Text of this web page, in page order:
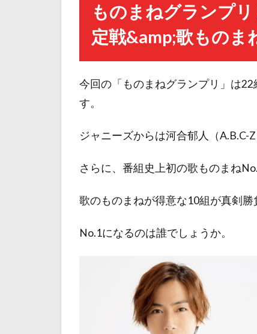
ものまねグランプ
定戦&amp;歌ものま
今回の「ものまねグランプリ」は
す。
ジャニーズからは河合郁人（A.B.C-
さらに、番組史上初の歌ものまね
歌のものまねが得意な10組が真剣勝
No.1になるのは誰でしょうか。